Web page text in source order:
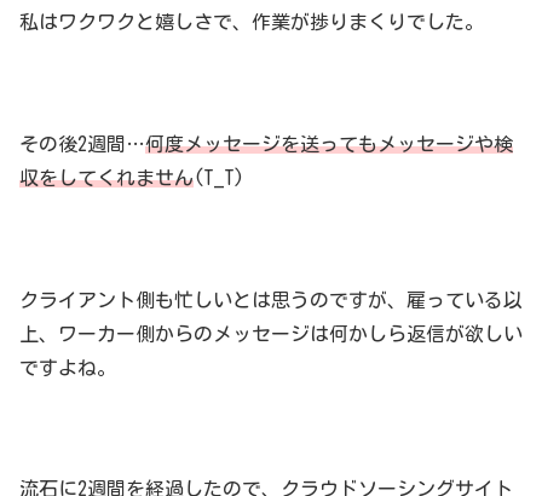
私はワクワクと嬉しさで、作業が捗りまくりでした。
その後2週間…何度メッセージを送ってもメッセージや検
収をしてくれません(T_T)
クライアント側も忙しいとは思うのですが、雇っている以
上、ワーカー側からのメッセージは何かしら返信が欲しい
ですよね。
流石に2週間を経過したので、クラウドソーシングサイト